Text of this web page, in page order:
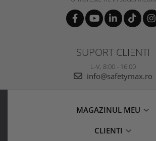
SUPORT CLIENTI
L-V, 8:00 - 16:00
info@safetymax.ro
MAGAZINUL MEU
CLIENTI